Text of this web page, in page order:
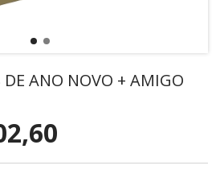
DE ANO NOVO + AMIGO